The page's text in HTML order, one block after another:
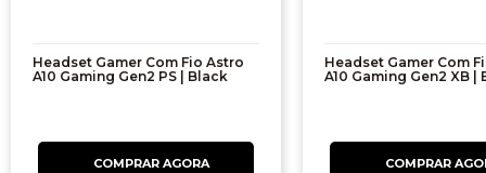
Headset Gamer Com Fio Astro
A10 Gaming Gen2 PS | Black
Headset Gamer Com
A10 Gaming Gen2 XB |